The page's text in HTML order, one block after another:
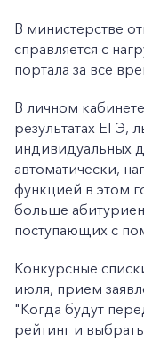
В министерстве
справляется с
портала за все
В личном
результатах ЕГЭ,
индивидуальных
автоматически,
функцией в этом
больше
поступающих с
Конкурсные
июля, прием
"Когда будут
рейтинг и